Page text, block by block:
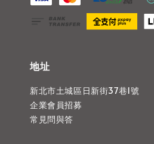
地址
新北市土城區日新街37巷1號
企業會員招募
常見問與答